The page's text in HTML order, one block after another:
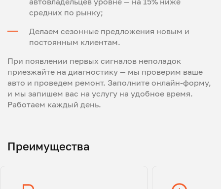
средних по рынку;
Делаем сезонные предложения новым и
постоянным клиентам.
При появлении первых сигналов неполадок
приезжайте на диагностику — мы проверим ваше
авто и проведем ремонт. Заполните онлайн-форму,
и мы запишем вас на услугу на удобное время.
Работаем каждый день.
Преимущества